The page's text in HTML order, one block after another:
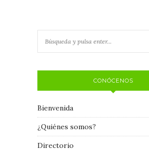
CONÓCENOS
Bienvenida
¿Quiénes somos?
Directorio